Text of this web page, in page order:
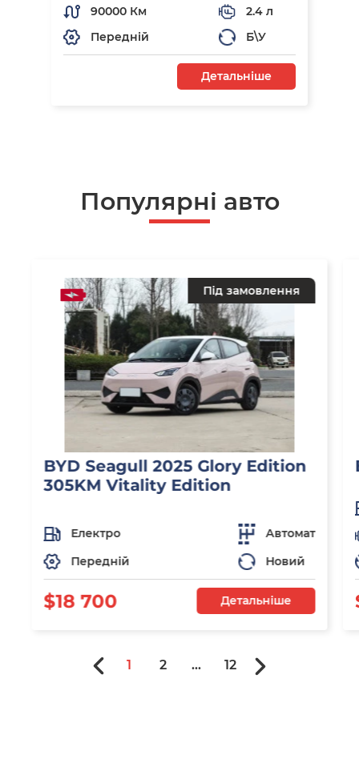
90000 Км
2.4 л
Передній
Б\У
Детальніше
Популярні авто
Під замовлення
BYD Seagull 2025 Glory Edition
305KM Vitality Edition
Електро
Автомат
Передній
Новий
$18 700 Детальніше
1 2 ... 12